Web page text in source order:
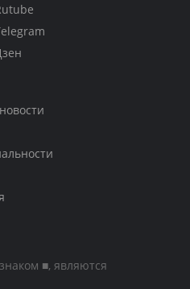
■, являются